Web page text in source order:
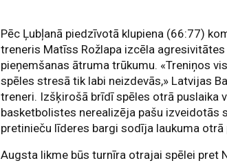
Pēc Ļubļanā piedzīvotā klupiena (66:77)
treneris Matīss Rožlapa izcēla
pieņemšanas ātruma trūkumu. «Treniņos
spēles stresā tik labi neizdevās,» Latvijas
treneri. Izšķirošā brīdī spēles otrā puslaika
basketbolistes nerealizēja pašu izveidotās
pretinieču līderes bargi sodīja laukuma otrā
Augsta likme būs turnīra otrajai spēlei pret